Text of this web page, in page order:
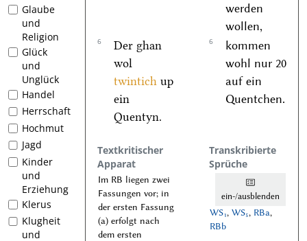
Glaube
und
Religion
Glück
und
Unglück
Handel
Herrschaft
Hochmut
Jagd
Kinder
und
Erziehung
Klerus
Klugheit
und
werden
wollen,
6
Der ghan
wol
twintich up
ein
Quentyn.
6
kommen
wohl nur 20
auf ein
Quentchen.
Textkritischer
Apparat
Transkribierte
Sprüche
Im RB liegen zwei
Fassungen vor; in
der ersten Fassung
(a) erfolgt nach
dem ersten
ein-/ausblenden
WS₁, WS₅, RBa,
RBb